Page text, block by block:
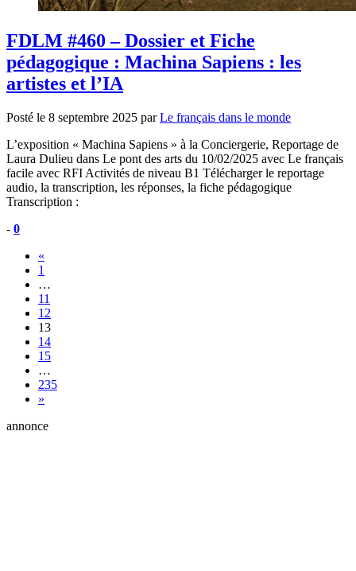
FDLM #460 – Dossier et Fiche
pédagogique : Machina Sapiens : les
artistes et l’IA
Posté le 8 septembre 2025 par Le français dans le monde
L’exposition « Machina Sapiens » à la Conciergerie, Reportage de
Laura Dulieu dans Le pont des arts du 10/02/2025 avec Le français
facile avec RFI Activités de niveau B1 Télécharger le reportage
audio, la transcription, les réponses, la fiche pédagogique
Transcription :
- 0
«
1
…
11
12
13
14
15
…
235
»
annonce